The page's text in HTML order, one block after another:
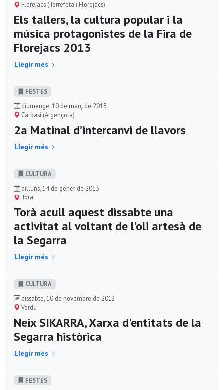
Florejacs (Torrefeta i Florejacs)
Els tallers, la cultura popular i la
música protagonistes de la Fira de
Florejacs 2013
Llegir més
FESTES
diumenge, 10 de març de 2013
Carbasí (Argençola)
2a Matinal d’intercanvi de llavors
Llegir més
CULTURA
dilluns, 14 de gener de 2013
Torà
Torà acull aquest dissabte una
activitat al voltant de l’oli artesà de
la Segarra
Llegir més
CULTURA
dissabte, 10 de novembre de 2012
Verdú
Neix SIKARRA, Xarxa d'entitats de la
Segarra històrica
Llegir més
FESTES